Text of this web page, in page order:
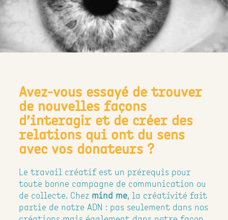
Avez-vous essayé de trouver
de nouvelles façons
d’interagir et de créer des
relations qui ont du sens
avec vos donateurs ?
Le travail créatif est un prérequis pour
toute bonne campagne de communication ou
de collecte. Chez mind me, la créativité fait
partie de notre ADN : pas seulement dans nos